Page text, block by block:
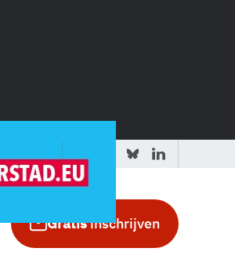
Gratisinschrijven